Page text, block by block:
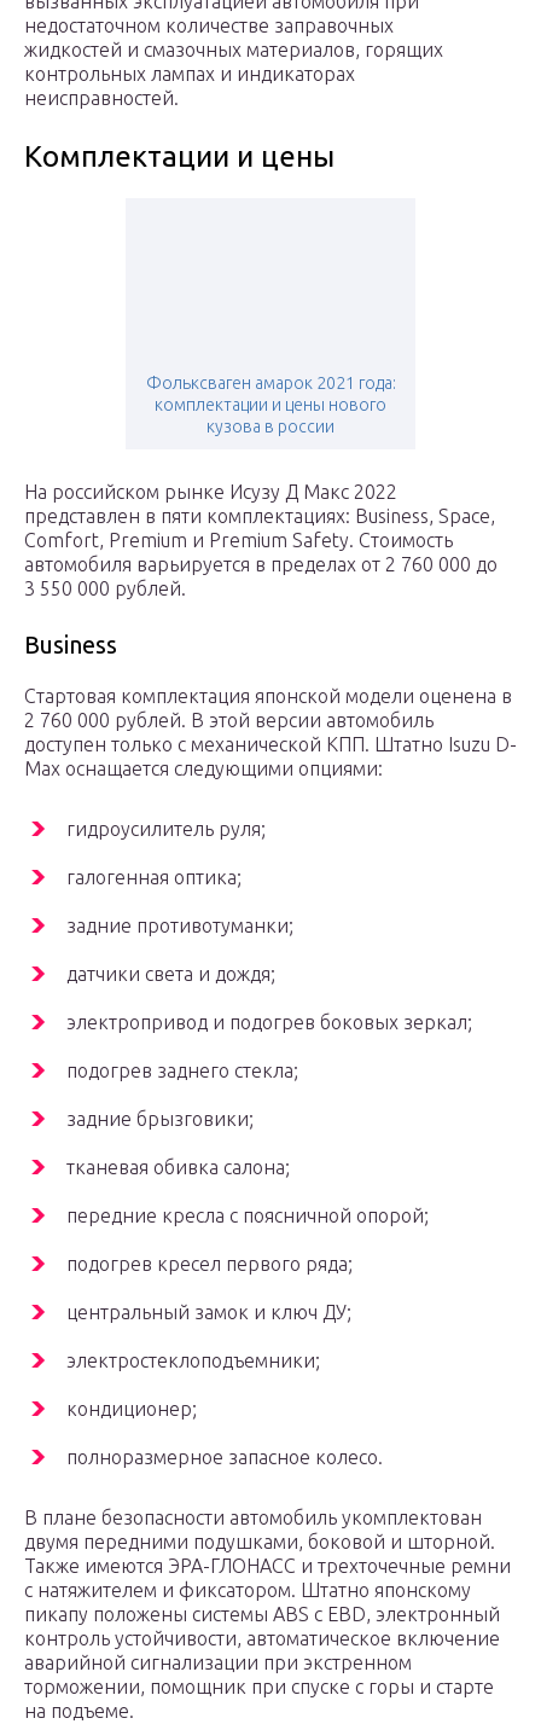
недостаточном количестве заправочных
жидкостей и смазочных материалов, горящих
контрольных лампах и индикаторах
неисправностей.
Комплектации и цены
Фольксваген амарок 2021 года:
комплектации и цены нового
кузова в россии
На российском рынке Исузу Д Макс 2022
представлен в пяти комплектациях: Business, Space,
Comfort, Premium и Premium Safety. Стоимость
автомобиля варьируется в пределах от 2 760 000 до
3 550 000 рублей.
Business
Стартовая комплектация японской модели оценена в
2 760 000 рублей. В этой версии автомобиль
доступен только с механической КПП. Штатно Isuzu D-
Max оснащается следующими опциями:
гидроусилитель руля;
галогенная оптика;
задние противотуманки;
датчики света и дождя;
электропривод и подогрев боковых зеркал;
подогрев заднего стекла;
задние брызговики;
тканевая обивка салона;
передние кресла с поясничной опорой;
подогрев кресел первого ряда;
центральный замок и ключ ДУ;
электростеклоподъемники;
кондиционер;
полноразмерное запасное колесо.
В плане безопасности автомобиль укомплектован
двумя передними подушками, боковой и шторной.
Также имеются ЭРА-ГЛОНАСС и трехточечные ремни
с натяжителем и фиксатором. Штатно японскому
пикапу положены системы ABS с EBD, электронный
контроль устойчивости, автоматическое включение
аварийной сигнализации при экстренном
торможении, помощник при спуске с горы и старте
на подъеме.